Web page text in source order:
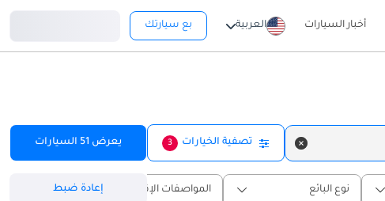
أخبار السيارات العربية بع سيارتك
تصفية الخيارات 3 يعرض 51 السيارات
نوع البائع المواصفات الإقليمية إعادة ضبط